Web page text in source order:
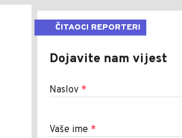
ČITAOCI REPORTERI
Dojavite nam vijest
Naslov *
Vaše ime *